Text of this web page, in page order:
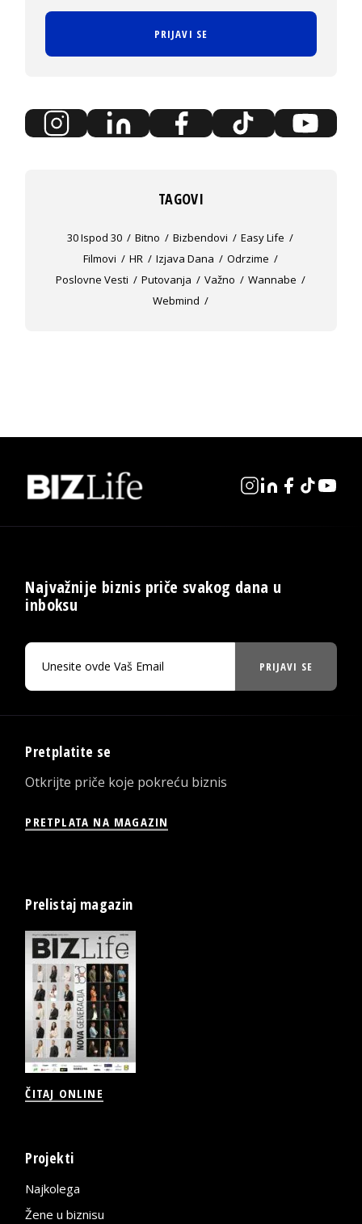
PRIJAVI SE
TAGOVI
30 Ispod 30 Bitno Bizbendovi
Easy Life
Filmovi
HR Izjava Dana
Odrzime
Poslovne Vesti
Putovanja Važno
Wannabe
Webmind
Najvažnije biznis priče svakog dana u
inboksu
PRIJAVI SE
Pretplatite se
Otkrijte priče koje pokreću biznis
PRETPLATA NA MAGAZIN
Prelistaj magazin
ČITAJ ONLINE
Projekti
Najkolega
Žene u biznisu